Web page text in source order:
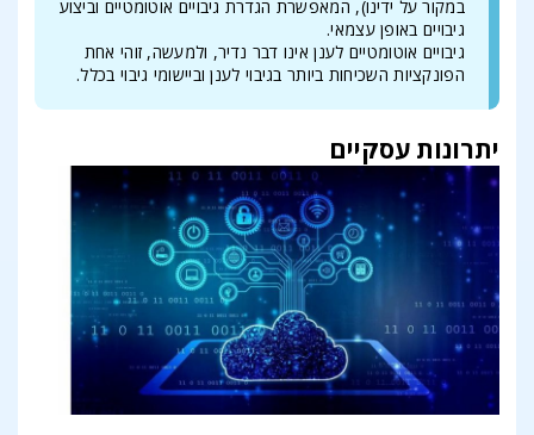
במקור על ידינו), המאפשרת הגדרת גיבויים אוטומטיים וביצוע
גיבויים באופן עצמאי.
גיבויים אוטומטיים לענן אינו דבר נדיר, ולמעשה, זוהי אחת
הפונקציות השכיחות ביותר בגיבוי לענן וביישומי גיבוי בכלל.
יתרונות עסקיים